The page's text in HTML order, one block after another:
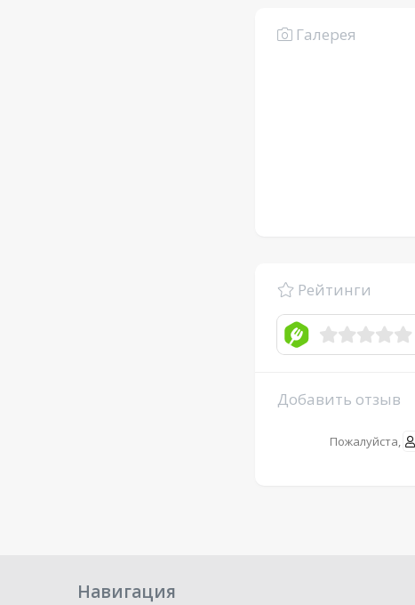
Галерея
Рейтинги
Добавить отзыв
Пожалуйста,
Навигация